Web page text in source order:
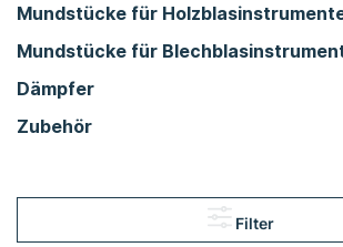
Mundstücke für
Mundstücke für
Dämpfer
Zubehör
Filter